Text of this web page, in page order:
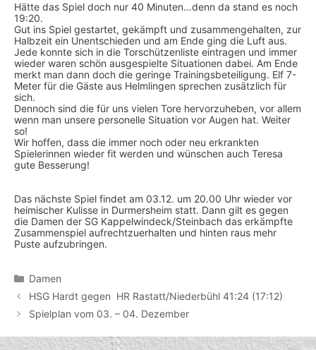
Hätte das Spiel doch nur 40 Minuten…denn da stand es noch
19:20.
Gut ins Spiel gestartet, gekämpft und zusammengehalten, zur
Halbzeit ein Unentschieden und am Ende ging die Luft aus.
Jede konnte sich in die Torschützenliste eintragen und immer
wieder waren schön ausgespielte Situationen dabei. Am Ende
merkt man dann doch die geringe Trainingsbeteiligung. Elf 7-
Meter für die Gäste aus Helmlingen sprechen zusätzlich für
sich.
Dennoch sind die für uns vielen Tore hervorzuheben, vor allem
wenn man unsere personelle Situation vor Augen hat. Weiter
so!
Wir hoffen, dass die immer noch oder neu erkrankten
Spielerinnen wieder fit werden und wünschen auch Teresa
gute Besserung!
Das nächste Spiel findet am 03.12. um 20.00 Uhr wieder vor
heimischer Kulisse in Durmersheim statt. Dann gilt es gegen
die Damen der SG Kappelwindeck/Steinbach das erkämpfte
Zusammenspiel aufrechtzuerhalten und hinten raus mehr
Puste aufzubringen.
Kategorien
Damen
HSG Hardt gegen HR Rastatt/Niederbühl 41:24 (17:12)
Spielplan vom 03. – 04. Dezember